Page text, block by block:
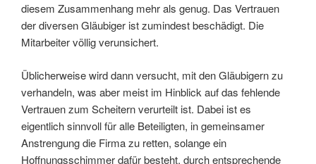
diesem Zusammenhang mehr als genug. Das Vertrauen
der diversen Gläubiger ist zumindest beschädigt. Die
Mitarbeiter völlig verunsichert.
Üblicherweise wird dann versucht, mit den Gläubigern zu
verhandeln, was aber meist im Hinblick auf das fehlende
Vertrauen zum Scheitern verurteilt ist. Dabei ist es
eigentlich sinnvoll für alle Beteiligten, in gemeinsamer
Anstrengung die Firma zu retten, solange ein
Hoffnungsschimmer dafür besteht, durch entsprechende